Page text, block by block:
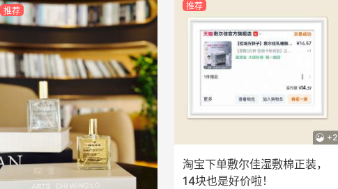
推荐 推荐
+2
淘宝下单敷尔佳湿敷棉正装，
14块也是好价啦！